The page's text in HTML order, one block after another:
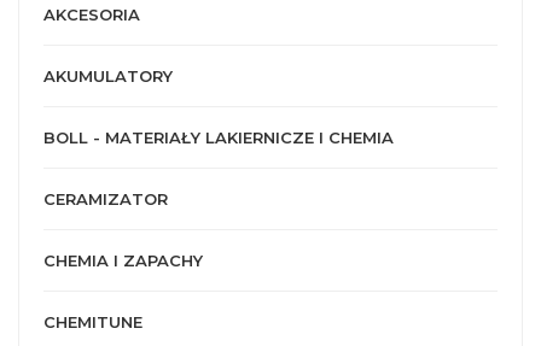
AKCESORIA
AKUMULATORY
BOLL - MATERIAŁY LAKIERNICZE I CHEMIA
CERAMIZATOR
CHEMIA I ZAPACHY
CHEMITUNE